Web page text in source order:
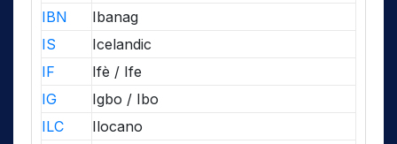
IBN
Ibanag
IS
Icelandic
IF
Ifè / Ife
IG
Igbo / Ibo
ILC
Ilocano